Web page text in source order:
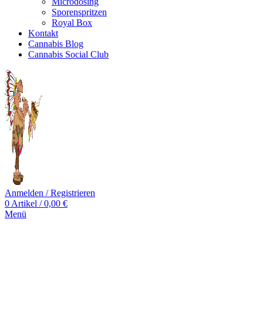
Sporenspritzen
Royal Box
Kontakt
Cannabis Blog
Cannabis Social Club
Anmelden / Registrieren
0 Artikel / 0,00 €
Menü